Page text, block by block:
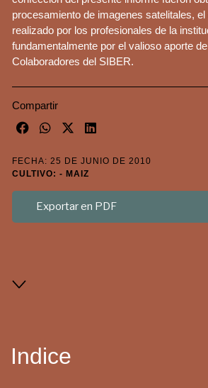
procesamiento de imagenes satelitales,
realizado por los profesionales de la
fundamentalmente por el valioso aporte
Colaboradores del SIBER.
Compartir
FECHA: 25 DE JUNIO DE 2010
CULTIVO: - MAIZ
Exportar en PDF
Indice